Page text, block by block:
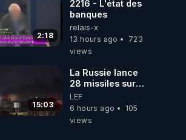
2:18
2216 - L'état des
banques
relais-x
13 hours ago
723
views
15:03
La Russie lance
28 missiles sur
Kiev, l'attaque
révèle la faiblesse
de Kiev
LEF
6 hours ago
105
views